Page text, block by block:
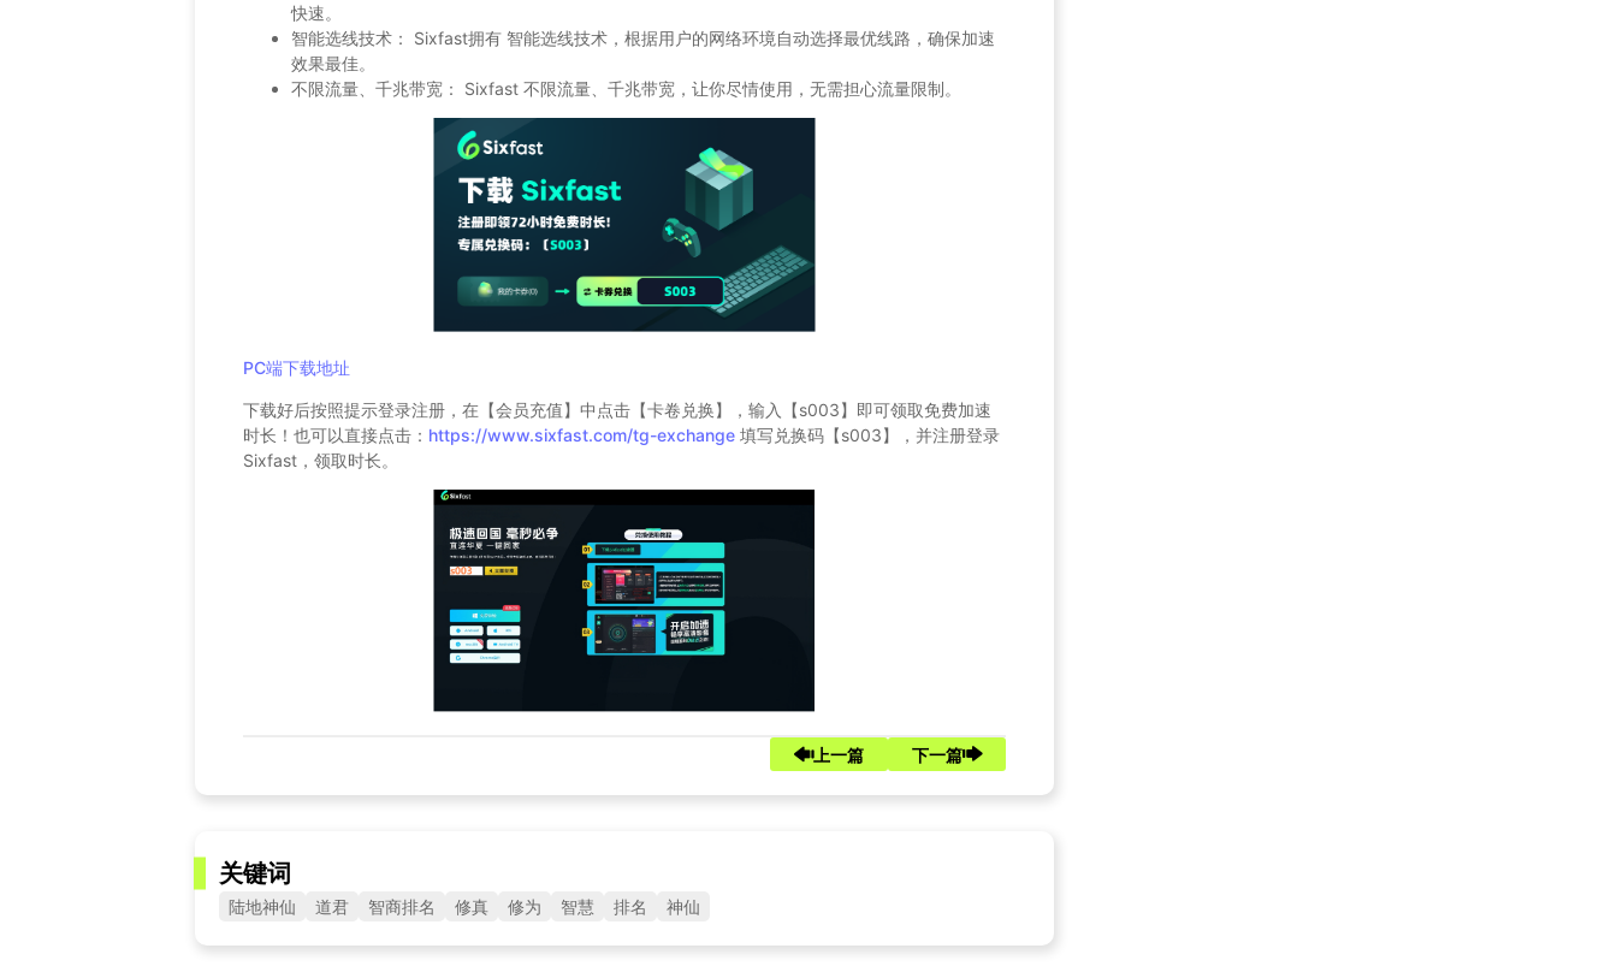
快速。
智能选线技术： Sixfast拥有 智能选线技术，根据用户的网络环境自动选择最优线路，确保加速
效果最佳。
不限流量、千兆带宽： Sixfast 不限流量、千兆带宽，让你尽情使用，无需担心流量限制。
PC端下载地址
下载好后按照提示登录注册，在【会员充值】中点击【卡卷兑换】，输入【s003】即可领取免费加速
时长！也可以直接点击： https://www.sixfast.com/tg-exchange 填写兑换码【s003】，并注册登录
Sixfast，领取时长。
上一篇 下一篇
关键词
陆地神仙 道君 智商排名 修真 修为 智慧 排名 神仙